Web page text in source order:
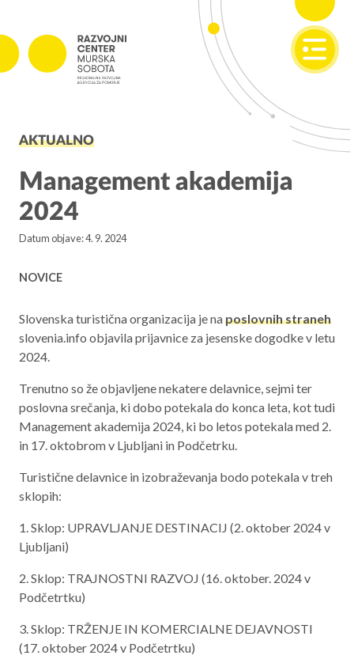
Projekti v izvajanju
Zaključeni projekti
PODJETNIŠTVO
SPOT
Invest Pomurje
REGIONALNI RAZVOJ
Obmejna problemska območja
O NAS
REGIJA
STIK
AKTUALNO
AKTUALNO
Management akademija
2024
Datum objave: 4. 9. 2024
NOVICE
Slovenska turistična organizacija je naposlovnih straneh
slovenia.info objavila prijavnice za jesenske dogodke v letu
2024.
Trenutno so že objavljene nekatere delavnice, sejmi ter
poslovna srečanja, ki dobo potekala do konca leta, kot tudi
Management akademija 2024, ki bo letos potekala med 2.
in 17. oktobrom v Ljubljani in Podčetrku.
Turistične delavnice in izobraževanja bodo potekala v treh
sklopih:
1. Sklop: UPRAVLJANJE DESTINACIJ (2. oktober 2024 v
Ljubljani)
2. Sklop: TRAJNOSTNI RAZVOJ (16. oktober. 2024 v
Podčetrtku)
3. Sklop: TRŽENJE IN KOMERCIALNE DEJAVNOSTI
(17. oktober 2024 v Podčetrtku)